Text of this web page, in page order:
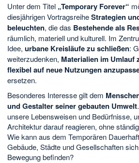
Unter dem Titel „Temporary Forever“
diesjährigen VortragsreiheStrategien
beleuchten, die das Bestehende als
räumlich, materiell und kulturell. Im
Idee, urbane Kreisläufe zu schließen:
weiterzudenken, Materialien im Umlauf
flexibel auf neue Nutzungen
ersetzen.
Besonderes Interesse gilt dem
und Gestalter seiner gebauten Umwelt
unsere Lebensweisen und Bedürfnisse,
Architektur darauf reagieren, ohne
Wie kann aus dem Temporären
Gebäude, Städte und Gesellschaften
Bewegung befinden?